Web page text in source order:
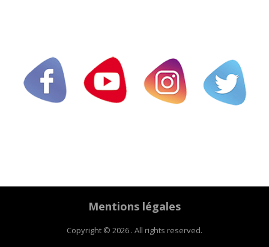
Mentions légales
Copyright © 2026 . All rights reserved.